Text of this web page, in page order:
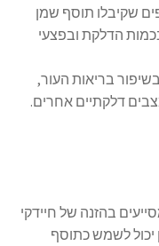
שקיבלו תוסף שמן
הדלקת ובפצעי
בריאות העור,
דלקתיים אחרים.
בהזנה של חיידקי
לשמש כתוסף